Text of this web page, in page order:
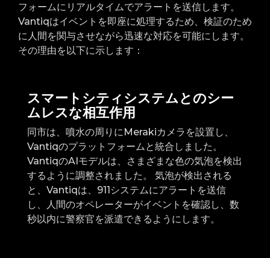
フォームにリアルタイムでアラートを送信します。
Vantiqはイベントを即座に処理するため、検証のため
に人間を関与させながら迅速な対応を可能にします。
その理由を以下に示します：
スマートシティシステムとのシー
ムレスな相互作用
同市は、噴水の周りにMerakiカメラを設置し、
Vantiqのプラットフォームと統合しました。
VantiqのAIモデルは、さまざまな色の気泡を検出
するように調整されました。 気泡が検出される
と、Vantiqは、911システムにアラートを送信
し、人間のオペレーターがイベントを確認し、数
秒以内に警察官を派遣できるようにします。